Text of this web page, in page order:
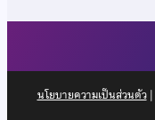
นโยบายความเป็นส่วนตัว|